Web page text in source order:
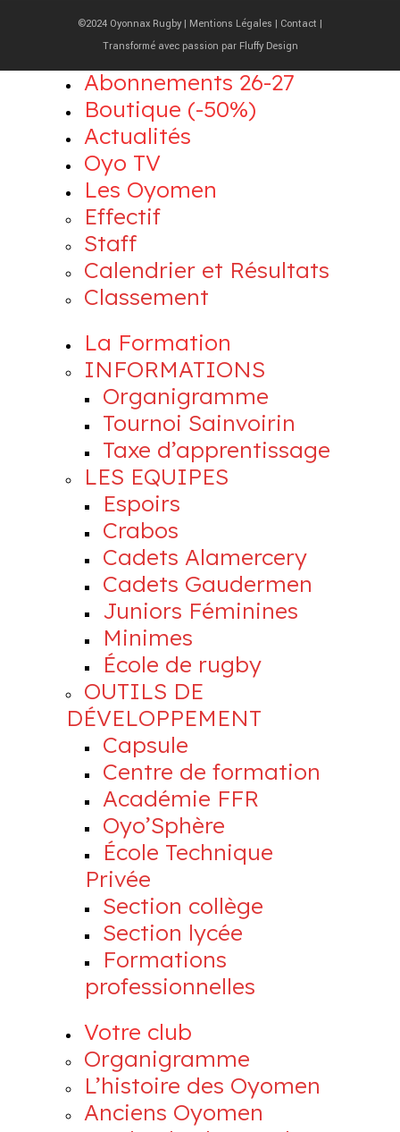
©2024 Oyonnax Rugby | Mentions Légales | Contact |
Transformé avec passion par Fluffy Design
Abonnements 26-27
Boutique (-50%)
Actualités
Oyo TV
Les Oyomen
Effectif
Staff
Calendrier et Résultats
Classement
La Formation
INFORMATIONS
Organigramme
Tournoi Sainvoirin
Taxe d’apprentissage
LES EQUIPES
Espoirs
Crabos
Cadets Alamercery
Cadets Gaudermen
Juniors Féminines
Minimes
École de rugby
OUTILS DE
DÉVELOPPEMENT
Capsule
Centre de formation
Académie FFR
Oyo’Sphère
École Technique
Privée
Section collège
Section lycée
Formations
professionnelles
Votre club
Organigramme
L’histoire des Oyomen
Anciens Oyomen